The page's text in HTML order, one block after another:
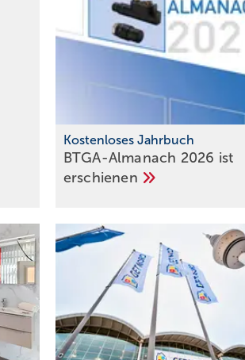
Kostenlose s Jahrbuch
BTGA-Almanach 2026 ist
erschienen